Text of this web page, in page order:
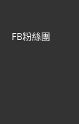
FB粉絲團